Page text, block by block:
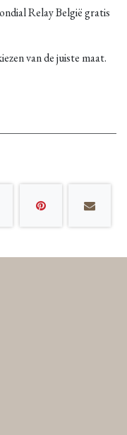
Relay België gratis
van de juiste maat.